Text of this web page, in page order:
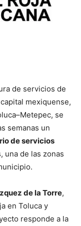
de servicios de
mexiquense,
se
semanas un
de servicios
una de las zonas
de la Torre,
en Toluca y
responde a la